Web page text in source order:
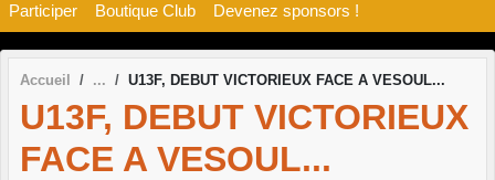
Participer Boutique Club Devenez sponsors !
Accueil U13F, DEBUT VICTORIEUX FACE A VESOUL...
U13F, DEBUT VICTORIEUX
FACE A VESOUL...